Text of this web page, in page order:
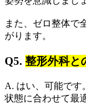
また、ゼロ整体で
がります。
Q5. 整形外科と
A. はい、可能です
状態に合わせて最